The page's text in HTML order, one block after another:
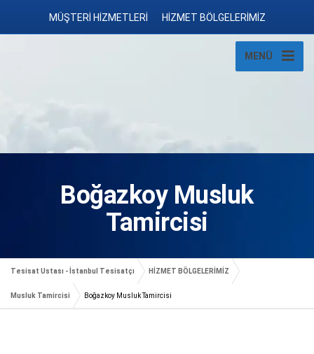
MÜŞTERİ HİZMETLERİ HİZMET BÖLGELERİMİZ
MENÜ
Boğazkoy Musluk
Tamircisi
Tesisat Ustası - İstanbul Tesisatçı HİZMET BÖLGELERİMİZ
Musluk Tamircisi Boğazkoy Musluk Tamircisi